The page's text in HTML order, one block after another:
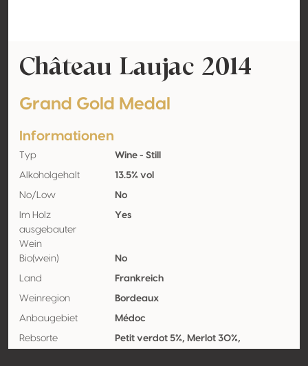
Château Laujac 2014
Grand Gold Medal
Informationen
Typ Wine - Still
Alkoholgehalt 13.5% vol
No/Low No
Im Holz
ausgebauter
Wein
Yes
Bio(wein) No
Land Frankreich
Weinregion Bordeaux
Anbaugebiet Médoc
Rebsorte
Petit verdot 5%, Merlot 30%,